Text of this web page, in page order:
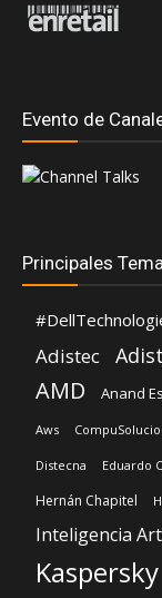
Evento de
Principales
Adistec
AMD Anand
Aws
Distecna Eduardo
Hernán Chapitel
Inteligencia
Kaspersky